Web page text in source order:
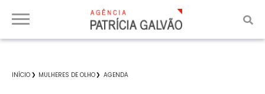
INÍCIO MULHERES DE OLHO AGENDA